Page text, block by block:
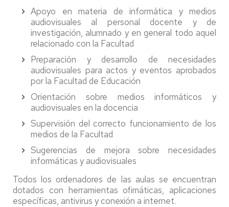
Apoyo en materia de informática y medios
audiovisuales al personal docente y de
investigación, alumnado y en general todo aquel
relacionado con la Facultad
Preparación y desarrollo de necesidades
audiovisuales para actos y eventos aprobados
por la Facultad de Educación
Orientación sobre medios informáticos y
audiovisuales en la docencia
Supervisión del correcto funcionamiento de los
medios de la Facultad
Sugerencias de mejora sobre necesidades
informáticas y audiovisuales
Todos los ordenadores de las aulas se encuentran
dotados con herramientas ofimáticas, aplicaciones
específicas, antivirus y conexión a internet.